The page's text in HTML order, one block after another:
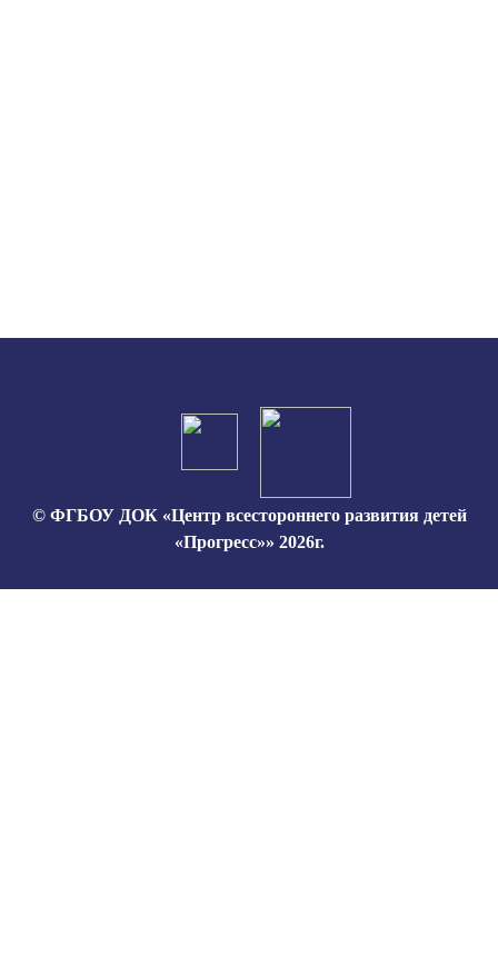
© ФГБОУ ДОК «Центр всестороннего развития детей
«Прогресс»» 2026г.